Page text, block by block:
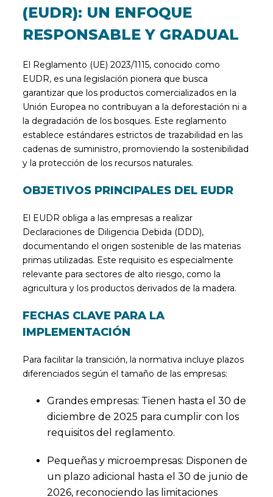
(EUDR): UN ENFOQUE
RESPONSABLE Y GRADUAL
El Reglamento (UE) 2023/1115, conocido como
EUDR, es una legislación pionera que busca
garantizar que los productos comercializados en la
Unión Europea no contribuyan a la deforestación ni a
la degradación de los bosques. Este reglamento
establece estándares estrictos de trazabilidad en las
cadenas de suministro, promoviendo la sostenibilidad
y la protección de los recursos naturales.
OBJETIVOS PRINCIPALES DEL EUDR
El EUDR obliga a las empresas a realizar
Declaraciones de Diligencia Debida (DDD),
documentando el origen sostenible de las materias
primas utilizadas. Este requisito es especialmente
relevante para sectores de alto riesgo, como la
agricultura y los productos derivados de la madera.
FECHAS CLAVE PARA LA
IMPLEMENTACIÓN
Para facilitar la transición, la normativa incluye plazos
diferenciados según el tamaño de las empresas:
Grandes empresas: Tienen hasta el 30 de
diciembre de 2025 para cumplir con los
requisitos del reglamento.
Pequeñas y microempresas: Disponen de
un plazo adicional hasta el 30 de junio de
2026, reconociendo las limitaciones